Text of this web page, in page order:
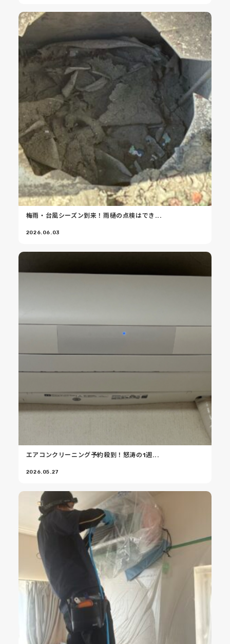
梅雨・台風シーズン到来！雨樋の点検はでき...
2026.06.03
エアコンクリーニング予約殺到！怒涛の1週...
2026.05.27